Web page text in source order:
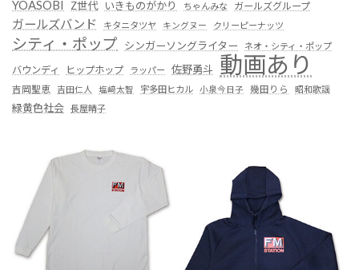
送
り
YOASOBI Z世代 いきものがかり ちゃんみな ガールズグループ
ガールズバンド キタニタツヤ キングヌー クリーピーナッツ
シティ・ポップ シンガーソングライター ネオ・シティ・ポップ
バウンディ ヒップホップ ラッパー 佐野勇斗 動画あり
吉岡聖恵 吉田仁人 塩﨑太智 宇多田ヒカル 小泉今日子 幾田りら 昭和歌謡
緑黄色社会 長屋晴子